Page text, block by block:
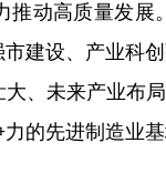
推动高质量发
建设、产业科
、未来产业布
的先进制造业